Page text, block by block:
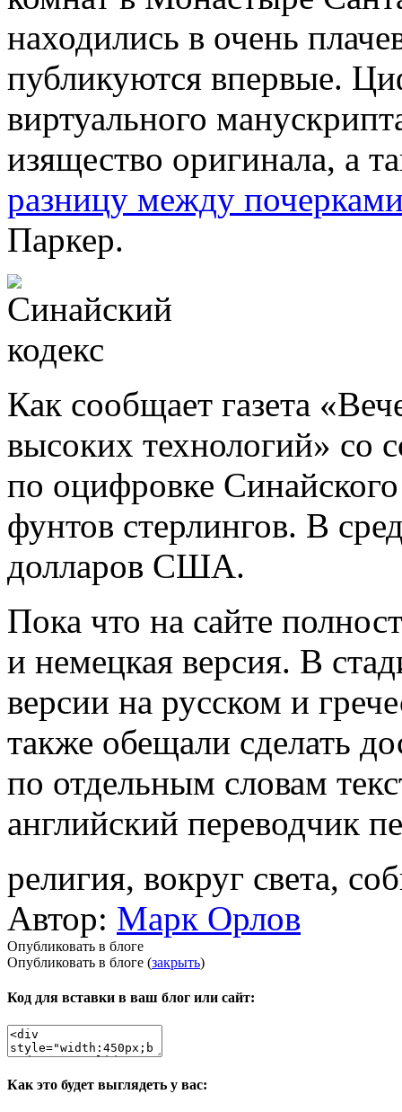
находились в очень
публикуются впервые.
виртуального
изящество оригинала, а
разницу между
Паркер.
Как сообщает газета
высоких технологий» со
по оцифровке
фунтов стерлингов. В
долларов США.
Пока что на сайте
и немецкая версия. В
версии на русском и
также обещали сделать
по отдельным словам
английский переводчик
религия, вокруг света,
Автор: Марк Орлов
Опубликовать в блоге
Опубликовать в блоге (закрыть)
Код для вставки в ваш блог или сайт:
Как это будет выглядеть у вас: